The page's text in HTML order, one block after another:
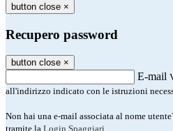
button close ×
Recupero password
button close ×
E-mail
all'indirizzo indicato con le istruzioni
Non hai una e-mail associata al nome
tramite la Login Spaggiari